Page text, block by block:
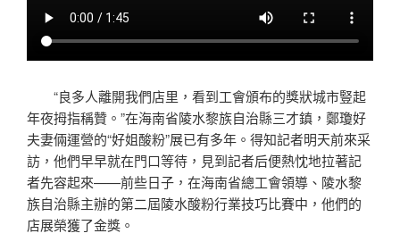
“良多人離開我們店里，看到工會頒布的獎狀城市豎起
年夜拇指稱贊。”在海南省陵水黎族自治縣三才鎮，鄭瓊好
夫妻倆運營的“好姐酸粉”展已有多年。得知記者明天前來采
訪，他們早早就在門口等待，見到記者后便熱忱地拉著記
者先容起來——前些日子，在海南省總工會領導、陵水黎
族自治縣主辦的第二屆陵水酸粉行業技巧比賽中，他們的
店展榮獲了金獎。